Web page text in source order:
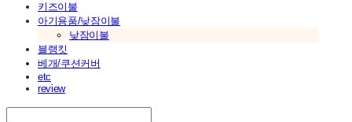
키즈이불
아기용품/낮잠이불
낮잠이불
블랭킷
베개/쿠션커버
etc
review